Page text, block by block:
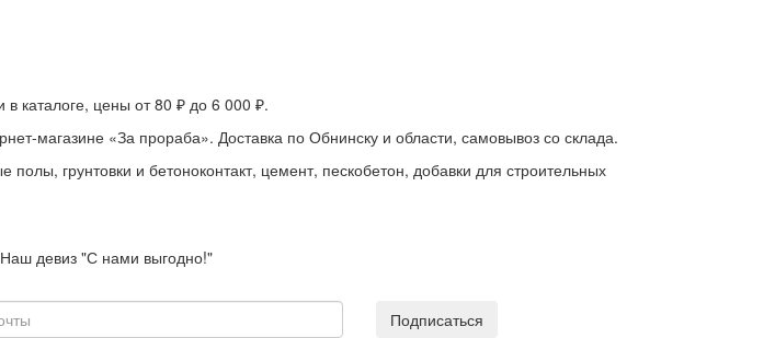
каталоге, цены от 80 ₽ до 6 000 ₽.
магазине «За прораба». Доставка по Обнинску и области, самовывоз со склада.
грунтовки и бетоноконтакт, цемент, пескобетон, добавки для строительных
девиз "С нами выгодно!"
Подписаться